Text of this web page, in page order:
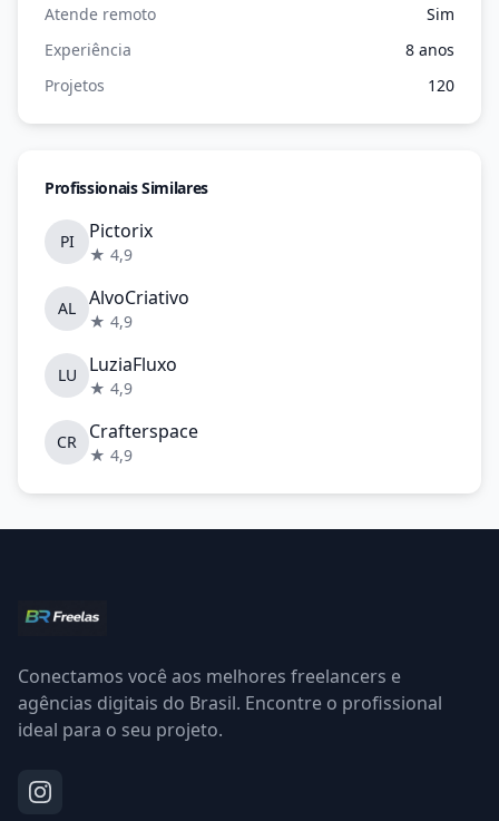
Atende remoto
Sim
Experiência
8 anos
Projetos
120
Profissionais Similares
PI Pictorix
★ 4,9
AL AlvoCriativo
★ 4,9
LU LuziaFluxo
★ 4,9
CR Crafterspace
★ 4,9
Conectamos você aos melhores freelancers e
agências digitais do Brasil. Encontre o profissional
ideal para o seu projeto.